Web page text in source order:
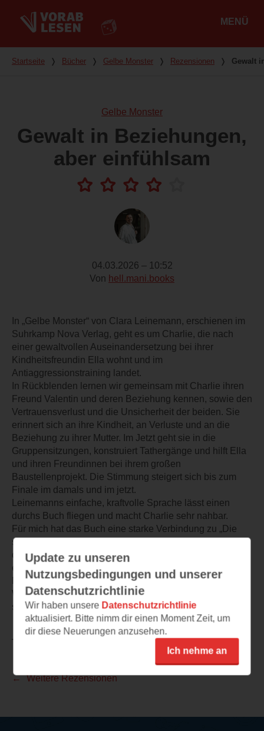
MENÜ
Du bist hier
Startseite ❭ Bücher ❭ Gelbe Monster ❭ Rezensionen ❭ Gewalt
Gelbe Monster
Gewalt in Beziehungen,
aber einfühlsam
04.03.2026 – 10:52
Von hell.mani.books
In „Gelbe Monster“ von Clara Leinemann, erschienen im
Suhrkamp Nova Verlag, geht es um Charlie, die nach
einer gewaltvollen Auseinandersetzung bei ihrer
Kindheitsfreundin Ella wohnt und im
Antiaggressionstraining landet.
In Rückblenden lernen wir gemeinsam mit Charlie ihren
Freund Valentin und deren Beziehung kennen, sowie den
Vertrauensverlust und die Unsicherheit der beiden. Sie
erinnert sich an ihre Kindheit, an Verluste und an die
Beziehung zu ihrer Mutter. Im Jetzt geht sie in die
Gruppensitzungen, konstruiert Tathergänge und hilft Ella
und ihren Freundinnen bei ihrem großen
Baustellenprojekt. Die Stimmung steigert sich bis zum
Finale im damals und im jetzt.
Leinemanns einfache, kraftvolle Sprache lässt einen
durchs Buch fliegen und macht Charlie sehr nahbar.
Für mich hat das Buch eine starke Verbindung zu „Die
schönste Version“ von Ruth Maria Thomas, denn auch
dort geht es um eine Frau, die Gewalt in einer Beziehung
erlebt und mit Rückblicken arbeitet. Der Titel gelbe
Monster nimmt Bezug zu der vergilbten Tapete in ihrer
Wohnung und den Monstern und Dämonen, mit denen
sie in der Dunkelheit zurechtkommen muss.
TEILEN
Weitere Rezensionen
Update zu unseren
Nutzungsbedingungen und unserer
Datenschutzrichtlinie
Wir haben unsere Datenschutzrichtlinie
aktualisiert. Bitte nimm dir einen Moment Zeit, um
dir diese Neuerungen anzusehen.
Ich nehme an